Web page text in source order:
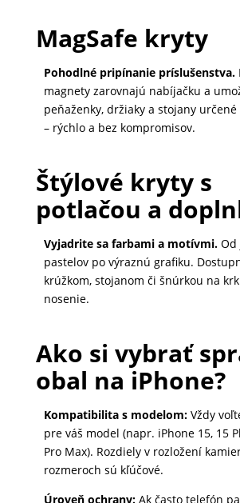
ZÁHRADAMagSafe kryty
Pohodlné pripínanie príslušenstva.
magnety zarovnajú nabíjačku a
peňaženky, držiaky a stojany
– rýchlo a bez kompromisov.
Štýlové kryty s
potlačou a
Vyjadrite sa farbami a motívmi.Od
pastelov po výraznú grafiku.
krúžkom, stojanom či šnúrkou na
nosenie.
Ako si vybrať
obal na iPhone?
Kompatibilita s modelom:Vždy
pre váš model (napr. iPhone 15, 15
Pro Max). Rozdiely v rozložení
rozmeroch sú kľúčové.
Úroveň ochrany:Ak často telefón